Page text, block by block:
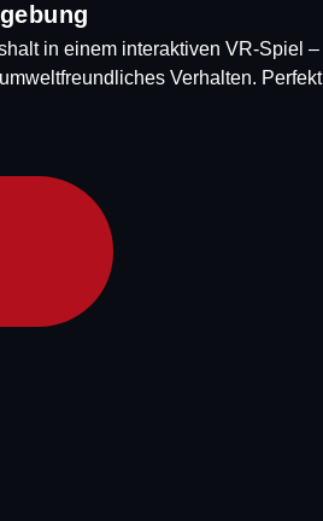
in einem interaktiven VR-Spiel –
Verhalten. Perfekt